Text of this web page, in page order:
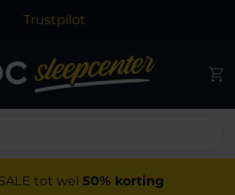
Trustpilot
tot wel 50% korting